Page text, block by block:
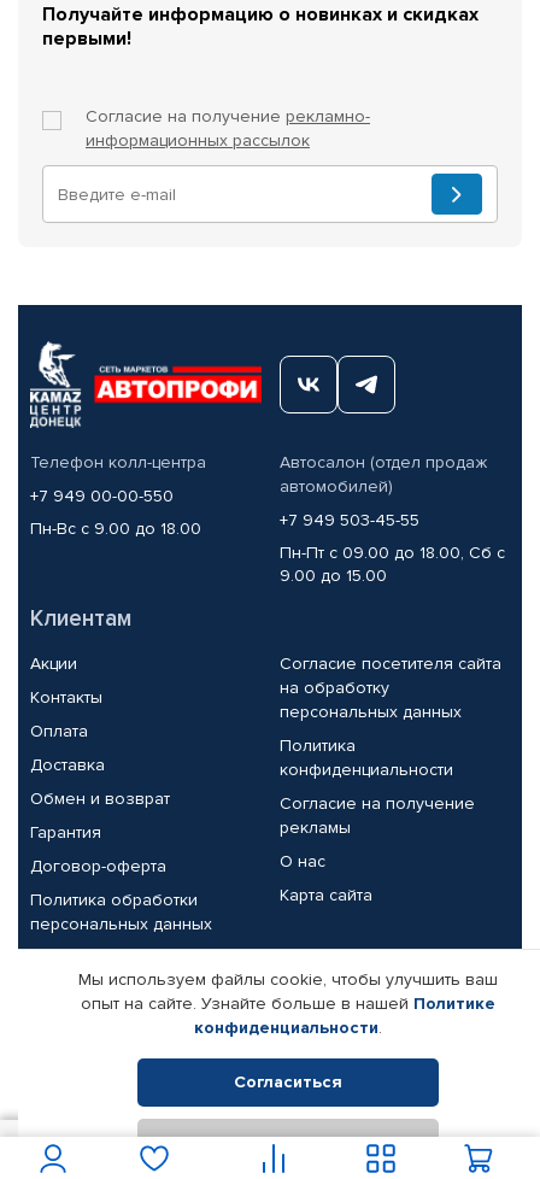
Получайте информацию о новинках и скидках
первыми!
Согласие на получение рекламно-
информационных рассылок
Телефон колл-центра
+7 949 00-00-550
Пн-Вс с 9.00 до 18.00
Автосалон (отдел продаж
автомобилей)
+7 949 503-45-55
Пн-Пт с 09.00 до 18.00, Сб с
9.00 до 15.00
Клиентам
Акции
Контакты
Оплата
Доставка
Обмен и возврат
Гарантия
Договор-оферта
Политика обработки
персональных данных
Согласие посетителя сайта
на обработку
персональных данных
Политика
конфиденциальности
Согласие на получение
рекламы
О нас
Карта сайта
Партнерам
Корпоративным клиентам
Поставщикам
Реквизиты компании
© КАМАЗ ЦЕНТР ДОНЕЦК, 2015-2026. Все права защищены.
Интернет-магазин автомобильных товаров Автопрофи.
Мы используем файлы cookie, чтобы улучшить ваш
опыт на сайте. Узнайте больше в нашей Политике
конфиденциальности.
Согласиться
Отклонить
В корзину